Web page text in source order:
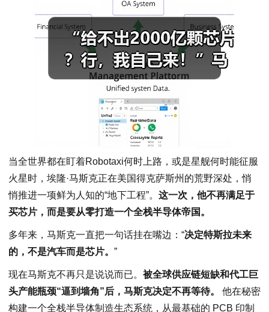
当全世界都在盯着Robotaxi何时上路，或是星舰何时能征服
火星时，埃隆·马斯克正在美国得克萨斯州的荒野深处，悄
悄推进一项鲜为人知的“地下工程”。 这一次，他不再满足于
买芯片，而是要从零打造一个全栈半导体帝国。
多年来，马斯克一直把一句话挂在嘴边：“决定特斯拉未来
的，不是汽车而是芯片。 ”
现在马斯克不再只是说说而已。 被全球供应链短缺和代工巨
头产能瓶颈“逼到墙角”后，马斯克决定不再等待。
他在秘密
构建一个全栈半导体制造生态系统，从最基础的 PCB 印制